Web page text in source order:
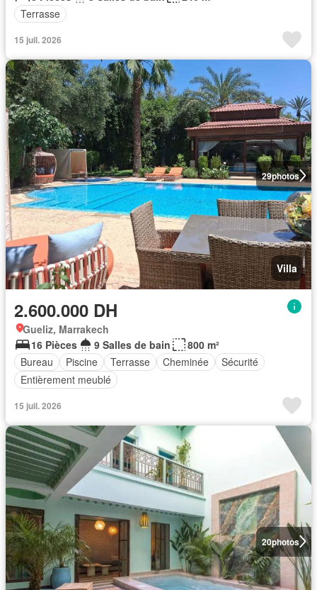
Terrasse
15 juil. 2026
29photos
Villa
2.600.000 DH
Gueliz, Marrakech
16 Pièces
9 Salles de bain
800 m²
Bureau
Piscine Terrasse Cheminée
Sécurité
Entièrement meublé
15 juil. 2026
20photos